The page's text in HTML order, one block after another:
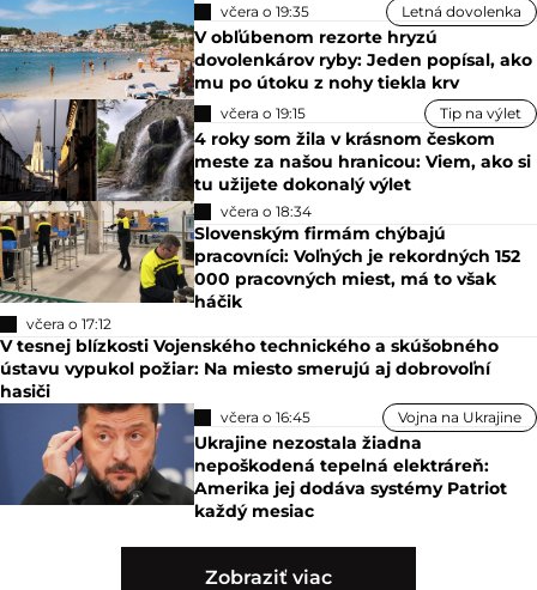
včera o 19:35 Letná dovolenka
V obľúbenom rezorte hryzú
dovolenkárov ryby: Jeden popísal, ako
mu po útoku z nohy tiekla krv
včera o 19:15 Tip na výlet
4 roky som žila v krásnom českom
meste za našou hranicou: Viem, ako si
tu užijete dokonalý výlet
včera o 18:34
Slovenským firmám chýbajú
pracovníci: Voľných je rekordných 152
000 pracovných miest, má to však
háčik
včera o 17:12
V tesnej blízkosti Vojenského technického a skúšobného
ústavu vypukol požiar: Na miesto smerujú aj dobrovoľní
hasiči
včera o 16:45 Vojna na Ukrajine
Ukrajine nezostala žiadna
nepoškodená tepelná elektráreň:
Amerika jej dodáva systémy Patriot
každý mesiac
Zobraziť viac